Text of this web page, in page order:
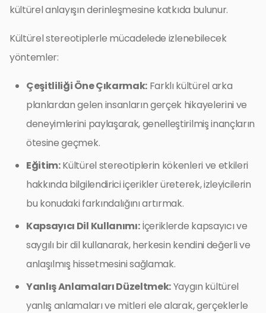
kültürel anlayışın derinleşmesine katkıda bulunur.
Kültürel stereotiplerle mücadelede izlenebilecek
yöntemler:
Çeşitliliği Öne Çıkarmak: Farklı kültürel arka
planlardan gelen insanların gerçek hikayelerini ve
deneyimlerini paylaşarak, genelleştirilmiş inançların
ötesine geçmek.
Eğitim:Kültürel stereotiplerin kökenleri ve etkileri
hakkında bilgilendirici içerikler üreterek, izleyicilerin
bu konudaki farkındalığını artırmak.
Kapsayıcı Dil Kullanımı:İçeriklerde kapsayıcı ve
saygılı bir dil kullanarak, herkesin kendini değerli ve
anlaşılmış hissetmesini sağlamak.
Yanlış Anlamaları Düzeltmek:Yaygın kültürel
yanlış anlamaları ve mitleri ele alarak, gerçeklerle